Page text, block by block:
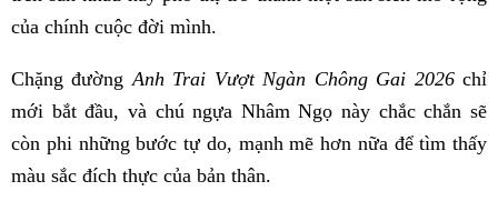
của chính cuộc đời mình.
Chặng đườngAnh Trai Vượt Ngàn Chông Gai 2026chỉ
mới bắt đầu, và chú ngựa Nhâm Ngọ này chắc chắn sẽ
còn phi những bước tự do, mạnh mẽ hơn nữa để tìm thấy
màu sắc đích thực của bản thân.